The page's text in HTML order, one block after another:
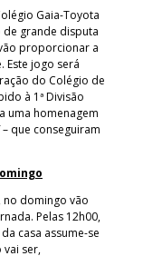
Gaia-Toyota
de grande disputa
proporcionar a
Este jogo será
do Colégio de
à 1ª Divisão
uma homenagem
que conseguiram
no domingo vão
Pelas 12h00,
casa assume-se
vai ser,